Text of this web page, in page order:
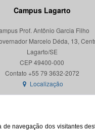
navegação dos visitantes
Campus Lagarto
Prof. Antônio Garcia Filho
Marcelo Déda, 13,
Lagarto/SE
CEP 49400-000
Localização